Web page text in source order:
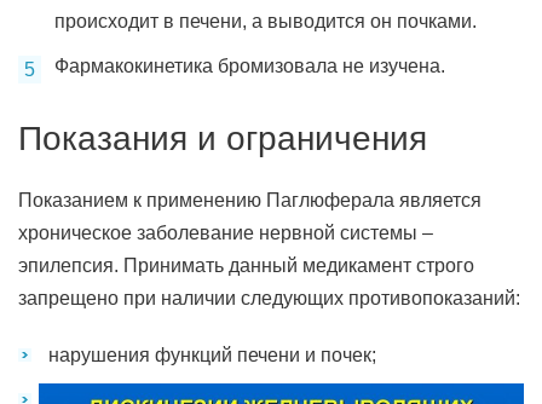
происходит в печени, а выводится он почками.
Фармакокинетика бромизовала не изучена.
Показания и ограничения
Показанием к применению Паглюферала является
хроническое заболевание нервной системы –
эпилепсия. Принимать данный медикамент строго
запрещено при наличии следующих противопоказаний:
нарушения функций печени и почек;